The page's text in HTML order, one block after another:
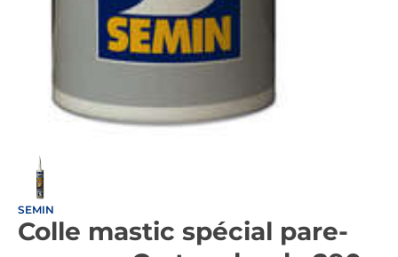
SEMIN
Colle mastic spécial pare-